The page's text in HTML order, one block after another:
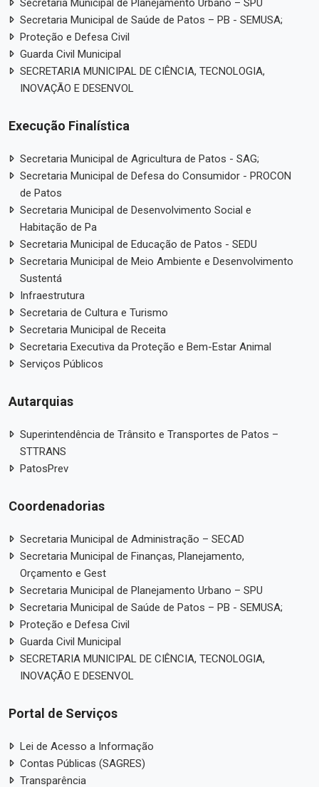
Secretaria Municipal de Planejamento Urbano – SPU
Secretaria Municipal de Saúde de Patos – PB - SEMUSA;
Proteção e Defesa Civil
Guarda Civil Municipal
SECRETARIA MUNICIPAL DE CIÊNCIA, TECNOLOGIA,
INOVAÇÃO E DESENVOL
Execução Finalística
Secretaria Municipal de Agricultura de Patos - SAG;
Secretaria Municipal de Defesa do Consumidor - PROCON
de Patos
Secretaria Municipal de Desenvolvimento Social e
Habitação de Pa
Secretaria Municipal de Educação de Patos - SEDU
Secretaria Municipal de Meio Ambiente e Desenvolvimento
Sustentá
Infraestrutura
Secretaria de Cultura e Turismo
Secretaria Municipal de Receita
Secretaria Executiva da Proteção e Bem-Estar Animal
Serviços Públicos
Autarquias
Superintendência de Trânsito e Transportes de Patos –
STTRANS
PatosPrev
Coordenadorias
Secretaria Municipal de Administração – SECAD
Secretaria Municipal de Finanças, Planejamento,
Orçamento e Gest
Secretaria Municipal de Planejamento Urbano – SPU
Secretaria Municipal de Saúde de Patos – PB - SEMUSA;
Proteção e Defesa Civil
Guarda Civil Municipal
SECRETARIA MUNICIPAL DE CIÊNCIA, TECNOLOGIA,
INOVAÇÃO E DESENVOL
Portal de Serviços
Lei de Acesso a Informação
Contas Públicas (SAGRES)
Transparência